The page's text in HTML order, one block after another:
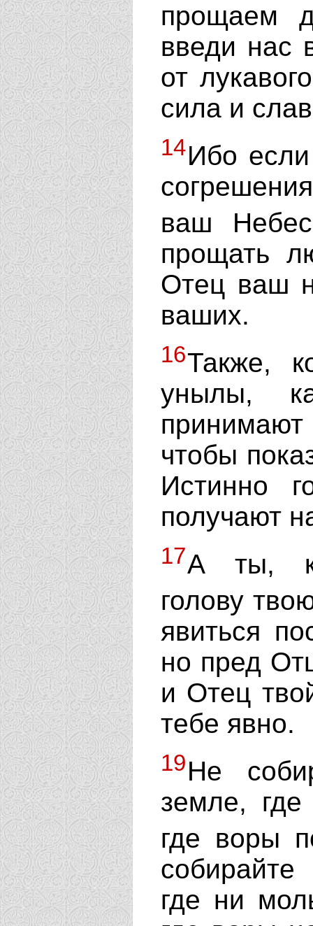
прощаем
введи нас
от
сила и
14Ибо
ваш
прощать
Отец ваш
ваших.
16Также,
унылы,
чтобы
Истинно
получают
17А ты,
голову
явиться
но пред
и Отец
тебе явно.
19Не
земле,
где воры
где ни